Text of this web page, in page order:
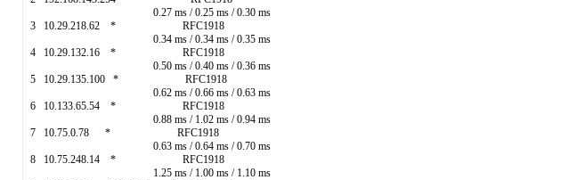
0.27 ms / 0.25 ms / 0.30 ms
3 10.29.218.62 * RFC1918
0.34 ms / 0.34 ms / 0.35 ms
4 10.29.132.16 * RFC1918
0.50 ms / 0.40 ms / 0.36 ms
5 10.29.135.100 * RFC1918
0.62 ms / 0.66 ms / 0.63 ms
6 10.133.65.54 * RFC1918
0.88 ms / 1.02 ms / 0.94 ms
7 10.75.0.78 * RFC1918
0.63 ms / 0.64 ms / 0.70 ms
8 10.75.248.14 * RFC1918
1.25 ms / 1.00 ms / 1.10 ms